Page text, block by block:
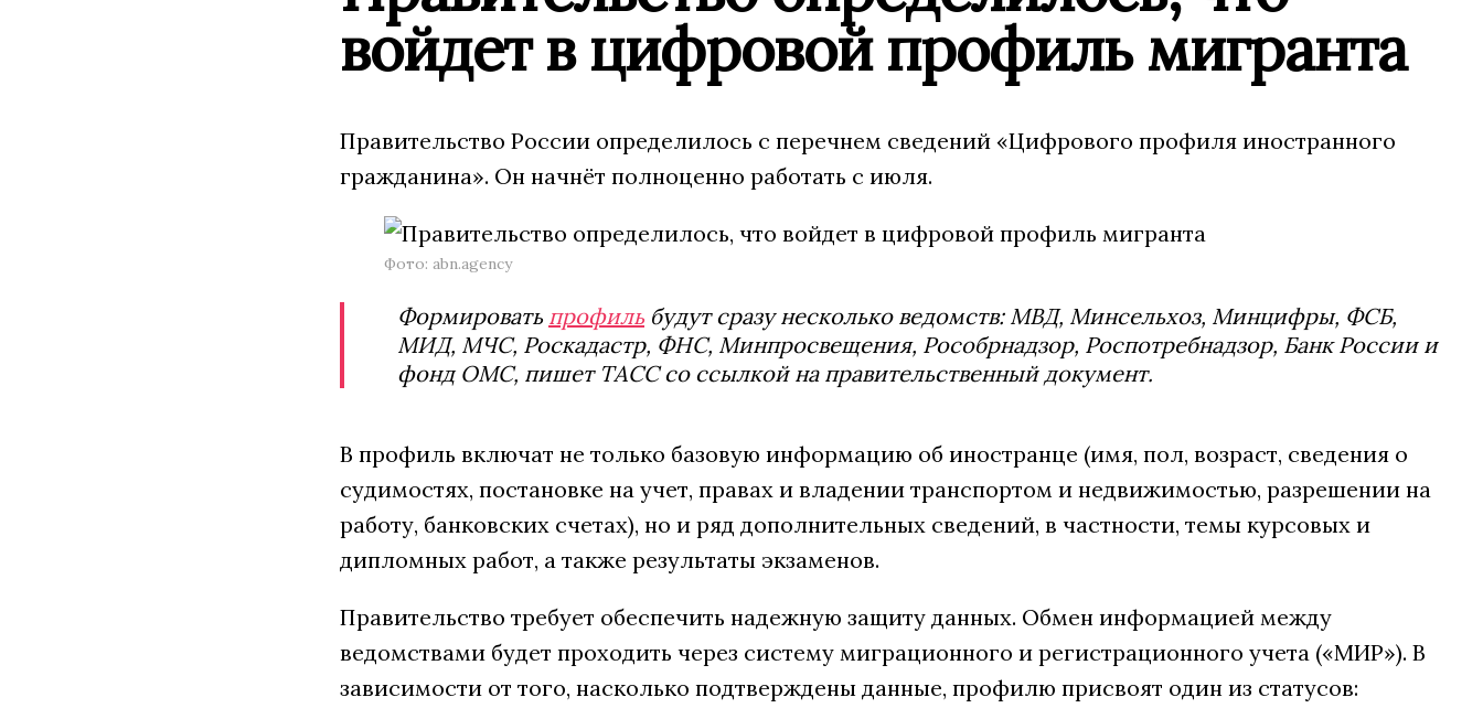
войдет в цифровой профиль мигранта
Правительство России определилось с перечнем сведений «Цифрового профиля иностранного
гражданина». Он начнёт полноценно работать с июля.
Фото: abn.agency
Формировать профиль будут сразу несколько ведомств: МВД, Минсельхоз, Минцифры, ФСБ,
МИД, МЧС, Роскадастр, ФНС, Минпросвещения, Рособрнадзор, Роспотребнадзор, Банк России и
фонд ОМС, пишет ТАСС со ссылкой на правительственный документ.
В профиль включат не только базовую информацию об иностранце (имя, пол, возраст, сведения о
судимостях, постановке на учет, правах и владении транспортом и недвижимостью, разрешении на
работу, банковских счетах), но и ряд дополнительных сведений, в частности, темы курсовых и
дипломных работ, а также результаты экзаменов.
Правительство требует обеспечить надежную защиту данных. Обмен информацией между
ведомствами будет проходить через систему миграционного и регистрационного учета («МИР»). В
зависимости от того, насколько подтверждены данные, профилю присвоят один из статусов: